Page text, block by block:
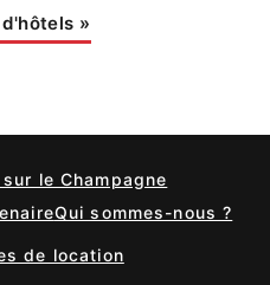
»
le Champagne
Qui sommes-nous ?
de location